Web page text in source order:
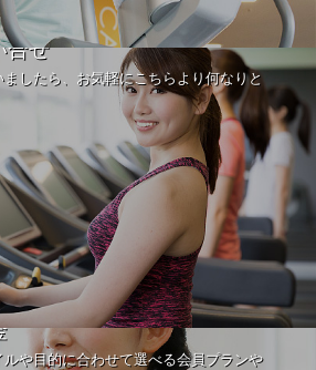
合せ
したら、お気軽にこちらより何なりと
や目的に合わせて選べる会員プランや